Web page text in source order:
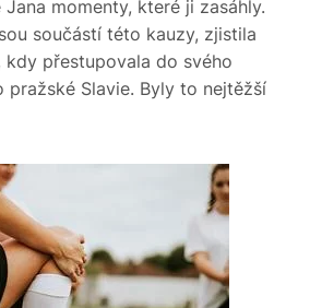
momenty, které ji zasáhly.
součástí této kauzy, zjistila
přestupovala do svého
pražské Slavie. Byly to nejtěžší